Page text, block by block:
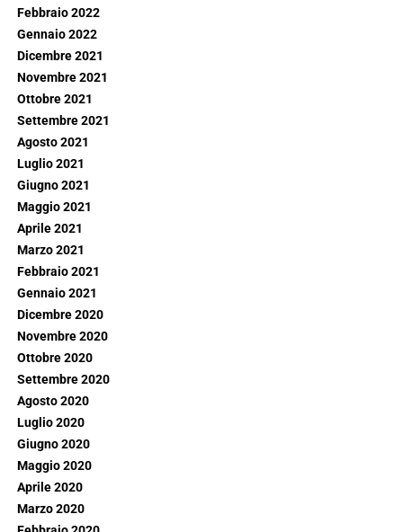
Febbraio 2022
Gennaio 2022
Dicembre 2021
Novembre 2021
Ottobre 2021
Settembre 2021
Agosto 2021
Luglio 2021
Giugno 2021
Maggio 2021
Aprile 2021
Marzo 2021
Febbraio 2021
Gennaio 2021
Dicembre 2020
Novembre 2020
Ottobre 2020
Settembre 2020
Agosto 2020
Luglio 2020
Giugno 2020
Maggio 2020
Aprile 2020
Marzo 2020